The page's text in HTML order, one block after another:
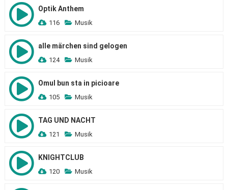
Optik Anthem
116 Musik
alle märchen sind gelogen
124 Musik
Omul bun sta in picioare
105 Musik
TAG UND NACHT
121 Musik
KNIGHTCLUB
120 Musik